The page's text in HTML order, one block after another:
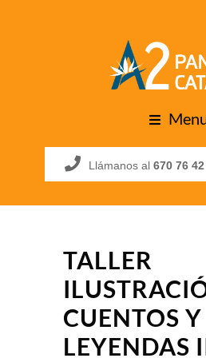
Llámanos al 670 76
TALLER
CUENTOS Y
LEYENDAS